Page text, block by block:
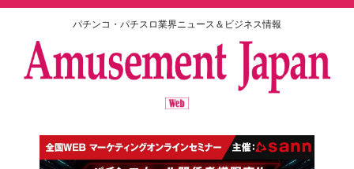
パチンコ・パチスロ業界ニュース＆ビジネス情報